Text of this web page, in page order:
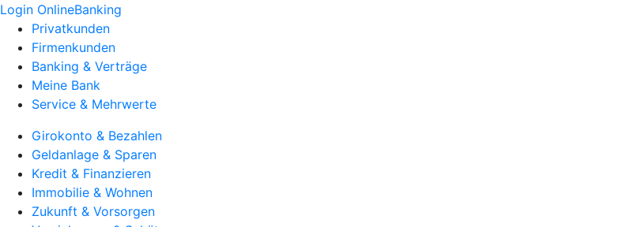
Login OnlineBanking
Privatkunden
Firmenkunden
Banking & Verträge
Meine Bank
Service & Mehrwerte
Girokonto & Bezahlen
Geldanlage & Sparen
Kredit & Finanzieren
Immobilie & Wohnen
Zukunft & Vorsorgen